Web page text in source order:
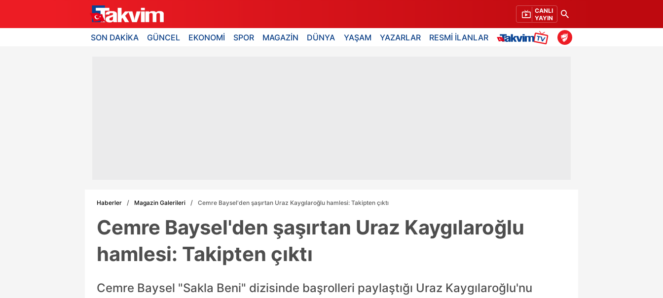
CANLI
YAYIN
SON DAKİKA GÜNCEL EKONOMİ SPOR MAGAZİN DÜNYA YAŞAM YAZARLAR RESMİ İLANLAR
Haberler Magazin Galerileri Cemre Baysel'den şaşırtan Uraz Kaygılaroğlu hamlesi: Takipten çıktı
Cemre Baysel'den şaşırtan Uraz Kaygılaroğlu
hamlesi: Takipten çıktı
Cemre Baysel "Sakla Beni" dizisinde başrolleri paylaştığı Uraz Kaygılaroğlu'nu